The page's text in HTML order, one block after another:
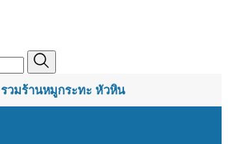
รวมร้านหมูกระทะ หัวหิน